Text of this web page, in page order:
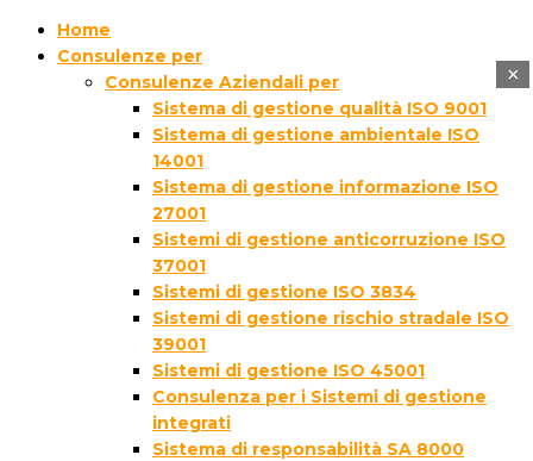
Home
Consulenze per
Consulenze Aziendali per
Sistema di gestione qualità ISO 9001
Sistema di gestione ambientale ISO
14001
Sistema di gestione informazione ISO
27001
Sistemi di gestione anticorruzione ISO
37001
Sistemi di gestione ISO 3834
Sistemi di gestione rischio stradale ISO
39001
Sistemi di gestione ISO 45001
Consulenza per i Sistemi di gestione
integrati
Sistema di responsabilità SA 8000
×